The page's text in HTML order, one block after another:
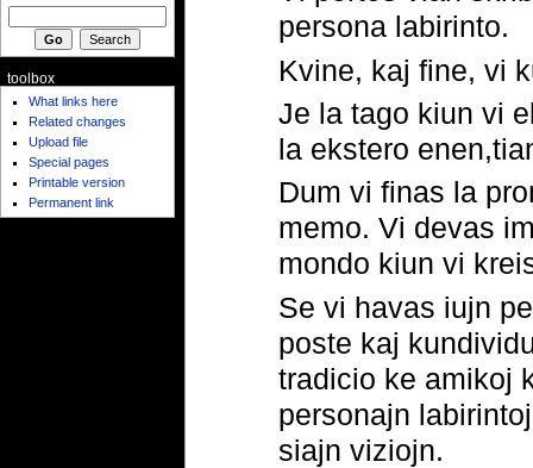
persona labirinto.
Kvine, kaj fine, vi
Je la tago kiun vi
la ekstero
Dum vi finas la
memo. Vi devas
mondo kiun vi
Se vi havas iujn
poste kaj
tradicio ke amikoj
personajn
siajn viziojn.
toolbox
What links here
Related changes
Upload file
Special pages
Printable version
Permanent link